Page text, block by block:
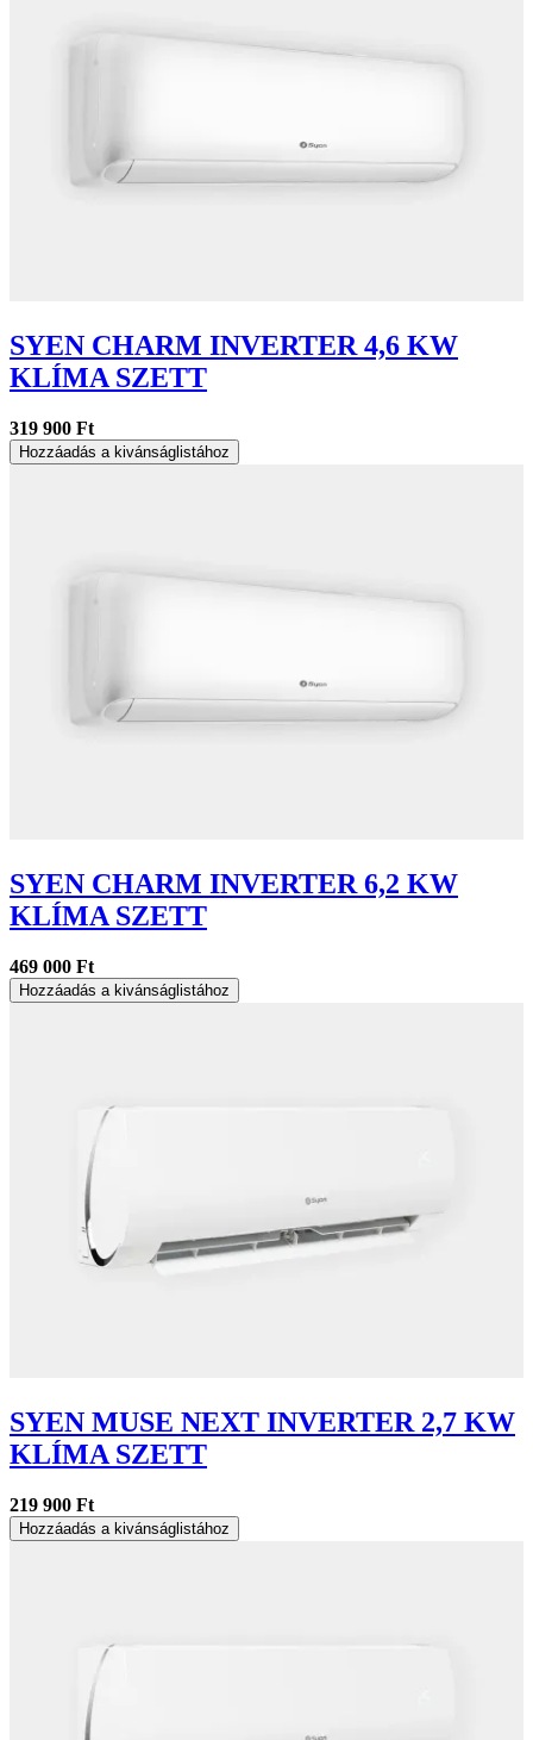
SYEN CHARM INVERTER 4,6 KW
KLÍMA SZETT
319 900 Ft
Hozzáadás a kivánságlistához
SYEN CHARM INVERTER 6,2 KW
KLÍMA SZETT
469 000 Ft
Hozzáadás a kivánságlistához
SYEN MUSE NEXT INVERTER 2,7 KW
KLÍMA SZETT
219 900 Ft
Hozzáadás a kivánságlistához